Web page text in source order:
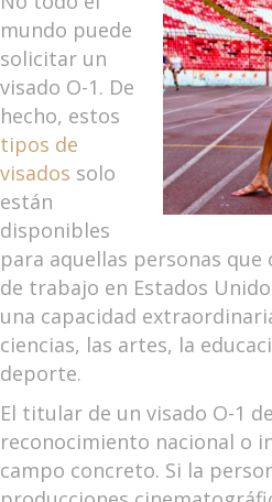
mundo puede
solicitar un
visado O-1. De
hecho, estos
tipos de
visados solo
están
disponibles
para aquellas personas
de trabajo en Estados
una capacidad
ciencias, las artes, la
deporte.
El titular de un visado O-1
reconocimiento nacional o
campo concreto. Si la